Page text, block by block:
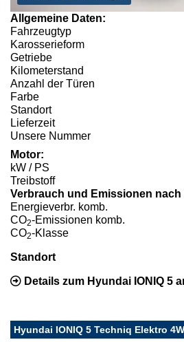
Allgemeine Daten:
Fahrzeugtyp
Karosserieform
Getriebe
Kilometerstand
Anzahl der Türen
Farbe
Standort
Lieferzeit
Unsere Nummer
Motor:
kW / PS
Treibstoff
Verbrauch und Emissionen nach
Energieverbr. komb.
CO2-Emissionen komb.
CO2-Klasse
Standort
Details zum Hyundai IONIQ 5
Hyundai IONIQ 5 Techniq Elektro